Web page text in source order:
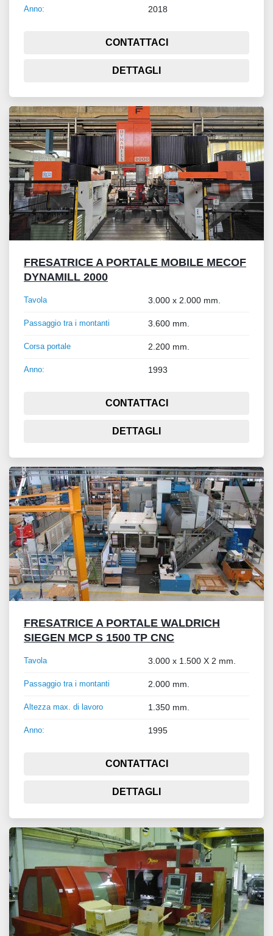
Anno: 2018
CONTATTACI
DETTAGLI
FRESATRICE A PORTALE MOBILE MECOF
DYNAMILL 2000
Tavola 3.000 x 2.000 mm.
Passaggio tra i montanti 3.600 mm.
Corsa portale 2.200 mm.
Anno: 1993
CONTATTACI
DETTAGLI
FRESATRICE A PORTALE WALDRICH
SIEGEN MCP S 1500 TP CNC
Tavola 3.000 x 1.500 X 2 mm.
Passaggio tra i montanti 2.000 mm.
Altezza max. di lavoro 1.350 mm.
Anno: 1995
CONTATTACI
DETTAGLI